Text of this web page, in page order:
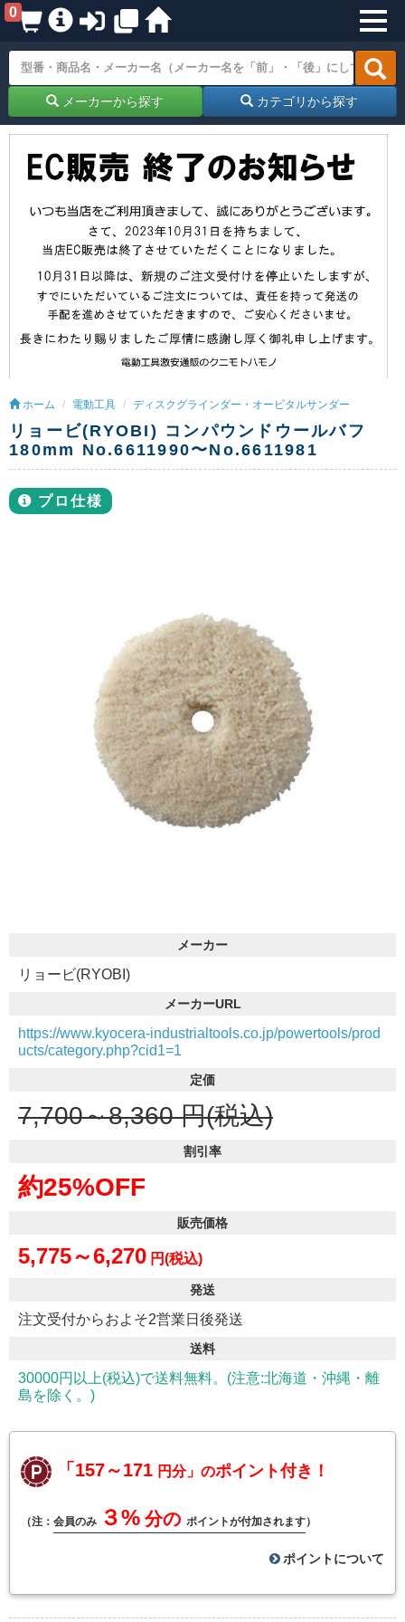
0
メーカーから探す カテゴリから探す
ホーム 電動工具 ディスクグラインダー・オービタルサンダー
リョービ(RYOBI) コンパウンドウールバフ
180mm No.6611990〜No.6611981
プロ仕様
メーカー
リョービ(RYOBI)
メーカーURL
https://www.kyocera-industrialtools.co.jp/powertools/prod
ucts/category.php?cid1=1
定価
7,700～8,360 円(税込)
割引率
約25%OFF
販売価格
5,775～6,270 円(税込)
発送
注文受付からおよそ2営業日後発送
送料
30000円以上(税込)で送料無料。(注意:北海道・沖縄・離
島を除く。)
「157～171 円分」のポイント付き！
（注： 会員のみ ３% 分の ポイントが付加されます）
ポイントについて